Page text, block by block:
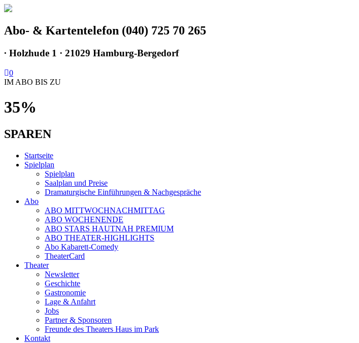
Abo- & Kartentelefon (040) 725 70 265
∙ Holzhude 1 · 21029 Hamburg-Bergedorf
0
IM ABO BIS ZU
35%
SPAREN
Startseite
Spielplan
Spielplan
Saalplan und Preise
Dramaturgische Einführungen & Nachgespräche
Abo
ABO MITTWOCHNACHMITTAG
ABO WOCHENENDE
ABO STARS HAUTNAH PREMIUM
ABO THEATER-HIGHLIGHTS
Abo Kabarett-Comedy
TheaterCard
Theater
Newsletter
Geschichte
Gastronomie
Lage & Anfahrt
Jobs
Partner & Sponsoren
Freunde des Theaters Haus im Park
Kontakt